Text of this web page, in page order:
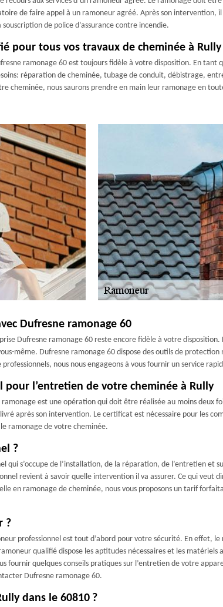
de faire appel à un ramoneur agréé. Après son intervention,
de police d’assurance contre incendie.
pour tous vos travaux de cheminée à
ramonage 60 est toujours fidèle à votre disposition. En tant
réparation de cheminée, tubage de conduit, débistrage,
cheminée, nous saurons prendre en main leur ramonage en
Dufresne ramonage 60
Dufresne ramonage 60 reste encore fidèle à votre
même. Dufresne ramonage 60 dispose des outils de
nous nous engageons à vous fournir un service
l’entretien de votre cheminée à Rully
est une opération qui doit être réalisée au moins deux
après son intervention. Le certificat est nécessaire pour les
ramonage de votre cheminée.
?
qui s’occupe de l’installation, de la réparation, de l’entretien et
revient à savoir quelle intervention il va assurer. Ce qui veut
en ramonage de cheminée, nous vous proposons un tarif
?
professionnel est tout d’abord pour votre sécurité. En effet,
qualifié dispose les aptitudes nécessaires et les
fournir quelques conseils pratiques sur l’entretien de votre
Dufresne ramonage 60.
dans le 60810 ?